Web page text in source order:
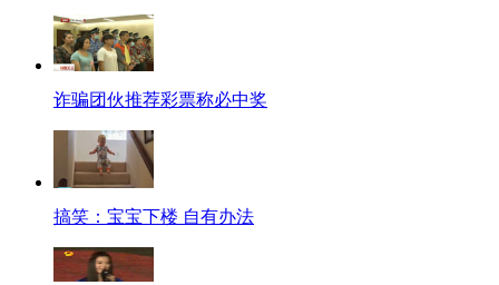
诈骗团伙推荐彩票称必中奖
搞笑：宝宝下楼 自有办法